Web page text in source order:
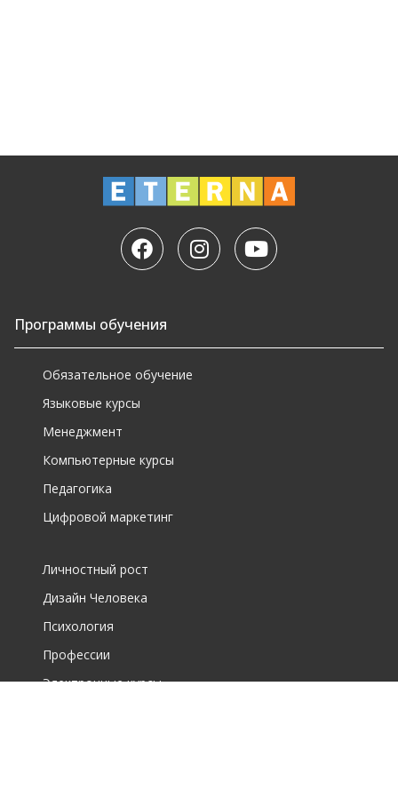
Программы обучения
Обязательное обучение
Языковые курсы
Менеджмент
Компьютерные курсы
Педагогика
Цифровой маркетинг
Личностный рост
Дизайн Человека
Психология
Профессии
Электронные курсы